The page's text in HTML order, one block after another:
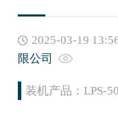
2025-03-19
限公司
装机产品：LPS-